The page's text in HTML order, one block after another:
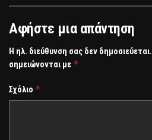
Αφήστε μια απάντηση
Η ηλ. διεύθυνση σας δεν δημοσιεύεται.
σημειώνονται με *
Σχόλιο *